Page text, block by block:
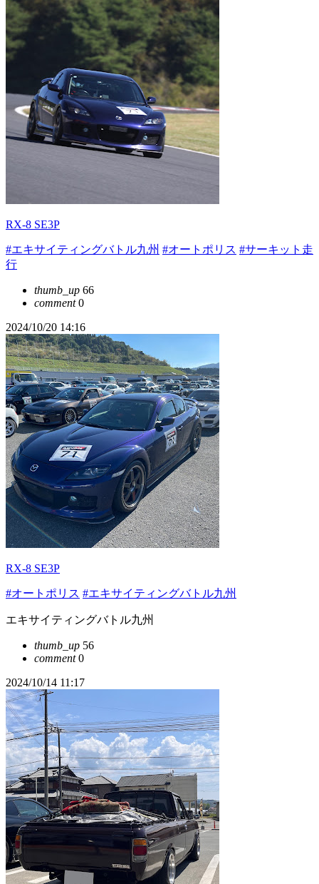
RX-8 SE3P
#エキサイティングバトル九州 #オートポリス #サーキット走
行
thumb_up 66
comment0
2024/10/20 14:16
RX-8 SE3P
#オートポリス #エキサイティングバトル九州
エキサイティングバトル九州
thumb_up 56
comment0
2024/10/14 11:17